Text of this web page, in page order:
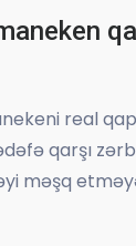
real
qarşı
məşq